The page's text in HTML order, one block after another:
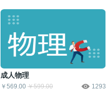
成人物理
￥569.00 ￥599.00 1293